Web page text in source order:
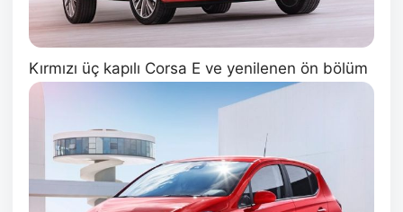
Kırmızı üç kapılı Corsa E ve yenilenen ön bölüm